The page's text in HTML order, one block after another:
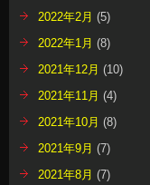
2022年2月 (5)
2022年1月 (8)
2021年12月 (10)
2021年11月 (4)
2021年10月 (8)
2021年9月 (7)
2021年8月 (7)